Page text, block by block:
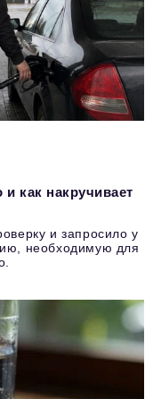
как накручивает
и запросило у
необходимую для